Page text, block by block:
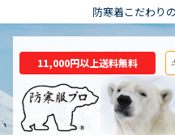
防寒着こだわり
11,000円以上送料無料